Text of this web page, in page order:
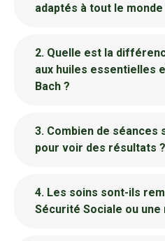
adaptés à tout le monde
2. Quelle est la
aux huiles essentielles
Bach ?
3. Combien de séances
pour voir des résultats ?
4. Les soins sont-ils
Sécurité Sociale ou une